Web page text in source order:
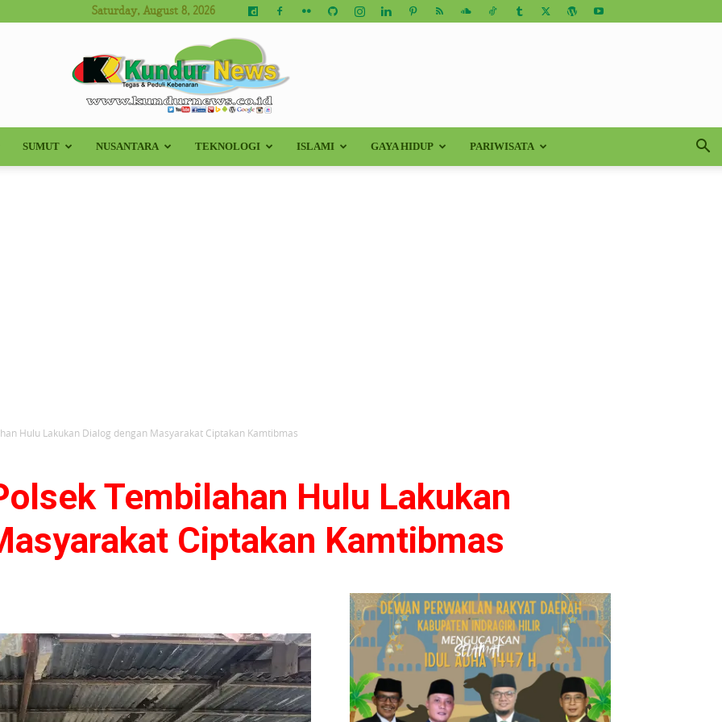
Saturday, August 8, 2026
Kundur
SUMUT NUSANTARA TEKNOLOGI ISLAMI GAYA HIDUP PARIWISATA
Hulu Lakukan Dialog dengan Masyarakat Ciptakan Kamtibmas
Tembilahan Hulu Lakukan
Ciptakan Kamtibmas